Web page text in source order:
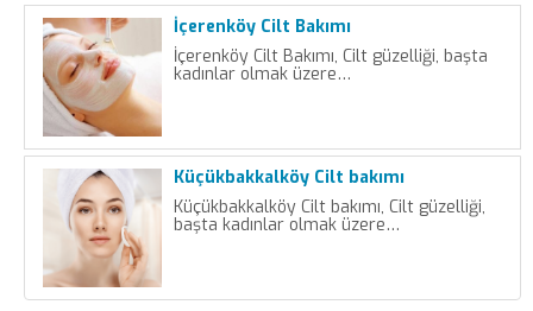
İçerenköy Cilt Bakımı
İçerenköy Cilt Bakımı, Cilt güzelliği, başta
kadınlar olmak üzere…
Küçükbakkalköy Cilt bakımı
Küçükbakkalköy Cilt bakımı, Cilt güzelliği,
başta kadınlar olmak üzere…